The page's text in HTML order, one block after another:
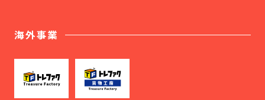
海外事業